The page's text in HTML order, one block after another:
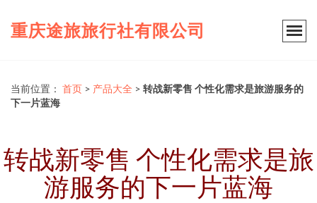
重庆途旅旅行社有限公司
当前位置： 首页 > 产品大全 > 转战新零售 个性化需求是旅游服务的
下一片蓝海
转战新零售 个性化需求是旅
游服务的下一片蓝海